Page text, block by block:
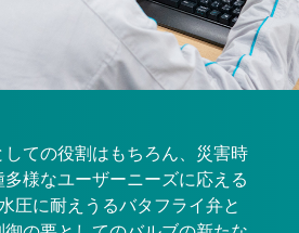
ての役割はもちろん、災害時
様なユーザーニーズに応える
圧に耐えうるバタフライ弁と